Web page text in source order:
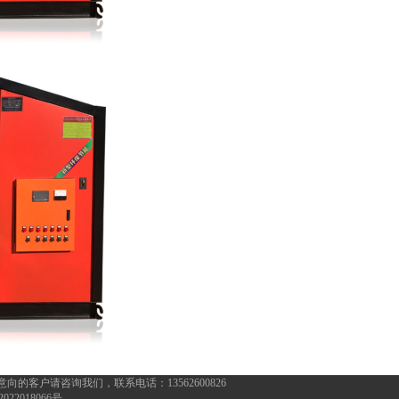
向的客户请咨询我们，联系电话： 13562600826